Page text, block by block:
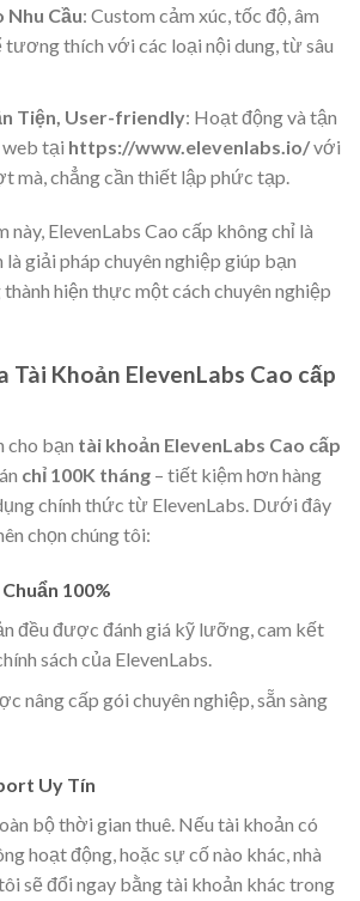
Nhu Cầu: Custom cảm xúc, tốc độ, âm
tương thích với các loại nội dung, từ sâu
Tiện, User-friendly: Hoạt động và tận
web tại https://www.elevenlabs.io/với
mà, chẳng cần thiết lập phức tạp.
ElevenLabs Cao cấp không chỉ là
là giải pháp chuyên nghiệp giúp bạn
hiện thực một cách chuyên nghiệp
Tài Khoản ElevenLabs Cao cấp
cho bạn tài khoản ElevenLabs Cao cấp
chỉ 100K tháng – tiết kiệm hơn hàng
chính thức từ ElevenLabs. Dưới đây
chọn chúng tôi:
100%
đều được đánh giá kỹ lưỡng, cam kết
sách của ElevenLabs.
nâng cấp gói chuyên nghiệp, sẵn sàng
Uy Tín
bộ thời gian thuê. Nếu tài khoản có
hoạt động, hoặc sự cố nào khác, nhà
sẽ đổi ngay bằng tài khoản khác trong